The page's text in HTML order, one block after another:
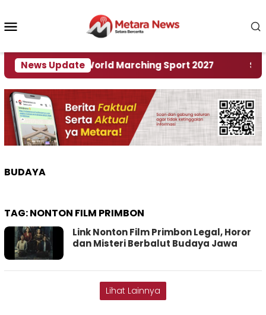
konten
News Update
Rumah World Marching Sport 2027 ‎Soal
BUDAYA
TAG:NONTON FILM PRIMBON
Link Nonton Film Primbon Legal, Horor
dan Misteri Berbalut Budaya Jawa
Lihat Lainnya